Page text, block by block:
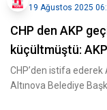
19 Ağustos 2025
CHP den AKP
küçültmüştü:
CHP’den istifa ederek
Altınova Belediye